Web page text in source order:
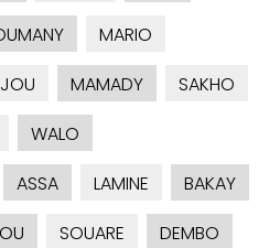
MARIO
MAMADY
SAKHO
WALO
ASSA LAMINE
BAKAY
SOUARE
DEMBO